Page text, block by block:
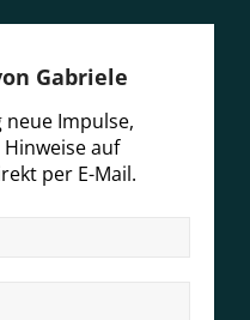
Gabriele
Impulse,
auf
per E-Mail.